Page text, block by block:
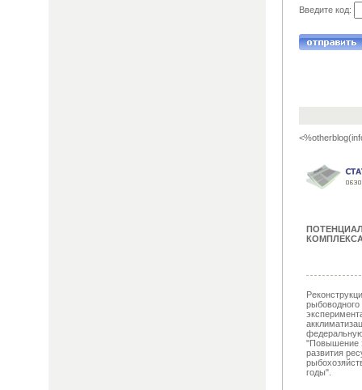
Введите код:
"Повышение
развития
годы".